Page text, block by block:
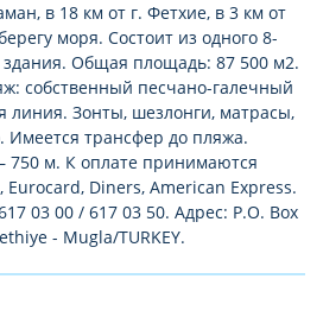
в 18 км от г. Фетхие, в 3 км от
моря. Состоит из одного 8-
здания. Общая площадь: 87 500 м2.
собственный песчано-галечный
линия. Зонты, шезлонги, матрасы,
Имеется трансфер до пляжа.
750 м. К оплате принимаются
Eurocard, Diners, American Express.
03 00 / 617 03 50. Адрес: P.O. Box
- Mugla/TURKEY.